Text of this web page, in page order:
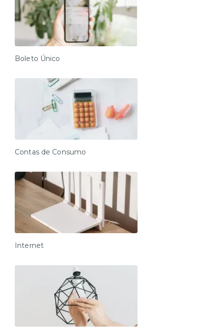
Boleto Único
Contas de Consumo
Internet